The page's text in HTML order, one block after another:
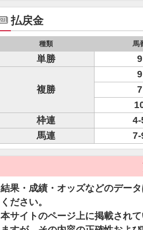
払戻金
種類 馬
単勝 9
複勝
9
7
枠連
4-
馬連
7-
結果・成績・オッズなどのデー
ください。
本サイトのページ上に掲載され